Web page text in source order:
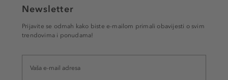
Newsletter
Prijavite se odmah kako biste e-mailom primali obavijesti o svim
trendovima i ponudama!